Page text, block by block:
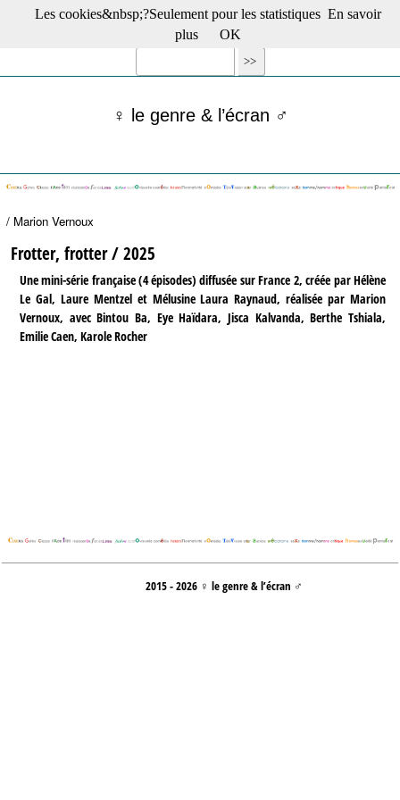
☰ Menu
Films récents
Films -TV/plates-formes
Archives
S’abonner à la Lettre !
♀ le genre & l’écran ♂
/ Marion Vernoux
Frotter, frotter / 2025
Une mini-série française (4 épisodes) diffusée sur France 2, créée par Hélène
Le Gal, Laure Mentzel et Mélusine Laura Raynaud, réalisée par Marion
Vernoux, avec Bintou Ba, Eye Haïdara, Jisca Kalvanda, Berthe Tshiala,
Emilie Caen, Karole Rocher
2015 - 2026 ♀ le genre & l’écran ♂
Les cookies&nbsp;?Seulement pour les statistiques En savoir
plus
OK